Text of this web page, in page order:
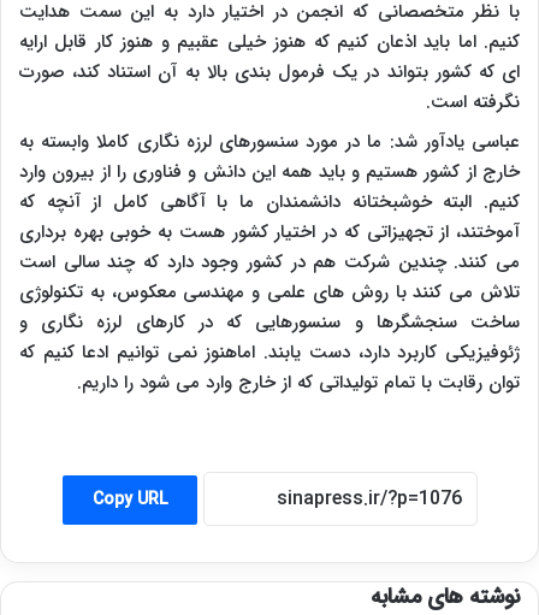
با نظر متخصصانی که انجمن در اختیار دارد به این سمت هدایت
کنیم. اما باید اذعان کنیم که هنوز خیلی عقبیم و هنوز کار قابل ارایه
ای که کشور بتواند در یک فرمول بندی بالا به آن استناد کند، صورت
نگرفته است.
عباسی یادآور شد: ما در مورد سنسورهای لرزه نگاری کاملا وابسته به
خارج از کشور هستیم و باید همه این دانش و فناوری را از بیرون وارد
کنیم. البته خوشبختانه دانشمندان ما با آگاهی کامل از آنچه که
آموختند، از تجهیزاتی که در اختیار کشور هست به خوبی بهره برداری
می کنند. چندین شرکت هم در کشور وجود دارد که چند سالی است
تلاش می کنند با روش های علمی و مهندسی معکوس، به تکنولوژی
ساخت سنجشگرها و سنسورهایی که در کارهای لرزه نگاری و
ژئوفیزیکی کاربرد دارد، دست یابند. اماهنوز نمی توانیم ادعا کنیم که
توان رقابت با تمام تولیداتی که از خارج وارد می شود را داریم.
Copy URL
نوشته های مشابه